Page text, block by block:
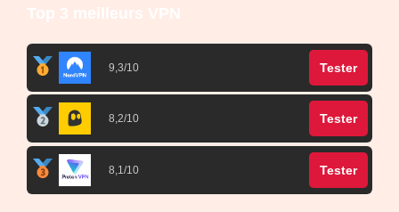
Top 3 meilleurs VPN
9,3/10 Tester
8,2/10 Tester
8,1/10 Tester